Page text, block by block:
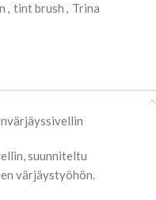
, tint brush , Trina
suunniteltu
värjäystyöhön.